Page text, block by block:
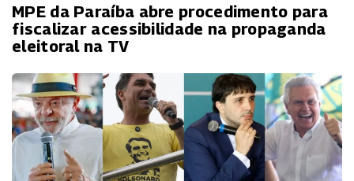
MPE da Paraíba abre procedimento para
fiscalizar acessibilidade na propaganda
eleitoral na TV